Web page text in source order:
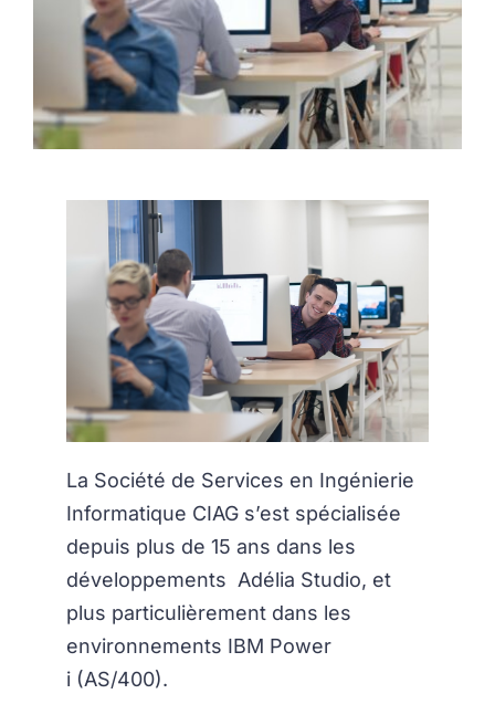
La Société de Services en Ingénierie
Informatique CIAG s’est spécialisée
depuis plus de 15 ans dans les
développements Adélia Studio, et
plus particulièrement dans les
environnements IBM Power
i (AS/400).